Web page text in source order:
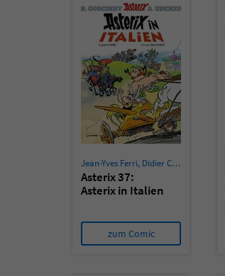
Jean-Yves Ferri, Didier Conrad
Asterix 37:
Asterix in Italien
zum Comic